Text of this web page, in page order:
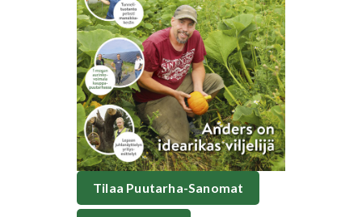
Tilaa Puutarha-Sanomat